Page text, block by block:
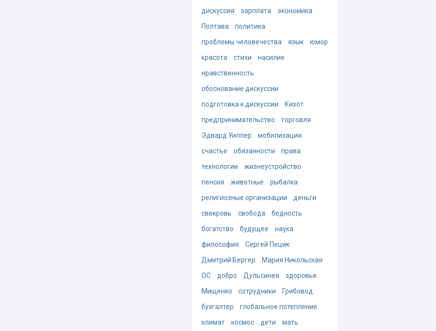
дискуссия
зарплата
экономика
Полтава
политика
проблемы человечества
язык
юмор
красота
стихи
насилие
нравственность
обоснование дискуссии
подготовка к дискуссии
Кихот
предпринимательство
торговля
Эдвард Уиллер
мобилизация
счастье
обязанности
права
технологии
жизнеустройство
пенсия
животные
рыбалка
религиозные организации
деньги
свекровь
свобода
бедность
богатство
будущее
наука
философия
Сергей Пецик
Дмитрий Бергер
Мария Никольская
ОС
добро Дульсинея
здоровье
Мищенко
сотрудники
Грибовод
бухгалтер
глобальное потепление
климат
космос дети
мать